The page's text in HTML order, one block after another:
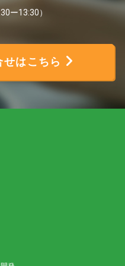
ー13:30）
はこちら